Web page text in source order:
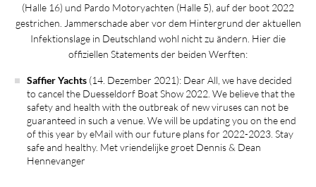
(Halle 16) und Pardo Motoryachten (Halle 5), auf der boot 2022
gestrichen. Jammerschade aber vor dem Hintergrund der aktuellen
Infektionslage in Deutschland wohl nicht zu ändern. Hier die
offiziellen Statements der beiden Werften:
Saffier Yachts(14. Dezember 2021): Dear All, we have decided
to cancel the Duesseldorf Boat Show 2022. We believe that the
safety and health with the outbreak of new viruses can not be
guaranteed in such a venue. We will be updating you on the end
of this year by eMail with our future plans for 2022-2023. Stay
safe and healthy. Met vriendelijke groet Dennis & Dean
Hennevanger